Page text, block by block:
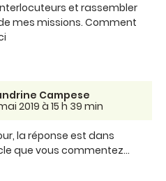
et rassembler
mes missions. Comment
Campese
2019 à 15 h 39 min
la réponse est dans
que vous commentez...